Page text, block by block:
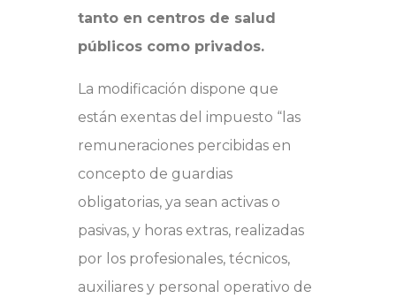
tanto en centros de salud
públicos como privados.
La modificación dispone que
están exentas del impuesto “las
remuneraciones percibidas en
concepto de guardias
obligatorias, ya sean activas o
pasivas, y horas extras, realizadas
por los profesionales, técnicos,
auxiliares y personal operativo de